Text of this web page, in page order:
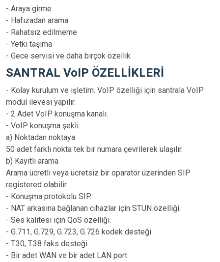
- Araya girme
- Hafızadan arama
- Rahatsız edilmeme
- Yetki taşıma
- Gece servisi ve daha birçok özellik
SANTRAL VoIP ÖZELLİKLERİ
- Kolay kurulum ve işletim. VoIP özelliği için santrala VoIP
modül ilevesi yapılır.
- 2 Adet VoIP konuşma kanalı.
- VoIP konuşma şekli:
a) Noktadan noktaya
50 adet farklı nokta tek bir numara çevrilerek ulaşılır.
b) Kayıtlı arama
Arama ücretli veya ücretsiz bir oparatör üzerinden SIP
registered olabilir.
- Konuşma protokolu SIP.
- NAT arkasına bağlanan cihazlar için STUN özelliği.
- Ses kalitesi için QoS özelliği.
- G.711, G.729, G.723, G.726 kodek desteği
- T.30, T.38 faks desteği
- Bir adet WAN ve bir adet LAN port